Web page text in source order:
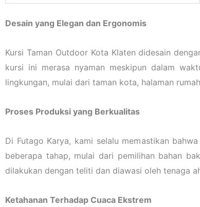
Desain yang Elegan dan Ergonomis
Kursi Taman Outdoor Kota Klaten didesain
kursi ini merasa nyaman meskipun dalam
lingkungan, mulai dari taman kota, halaman
Proses Produksi yang Berkualitas
Di Futago Karya, kami selalu memastikan
beberapa tahap, mulai dari pemilihan bahan
dilakukan dengan teliti dan diawasi oleh tenaga
Ketahanan Terhadap Cuaca Ekstrem